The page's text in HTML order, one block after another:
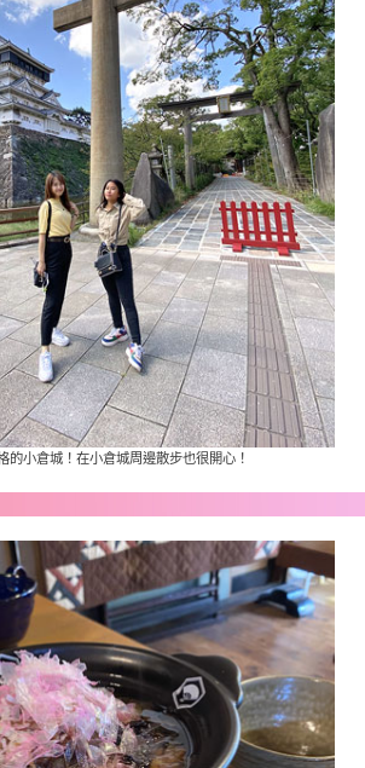
的小倉城！在小倉城周邊散步也很開心！